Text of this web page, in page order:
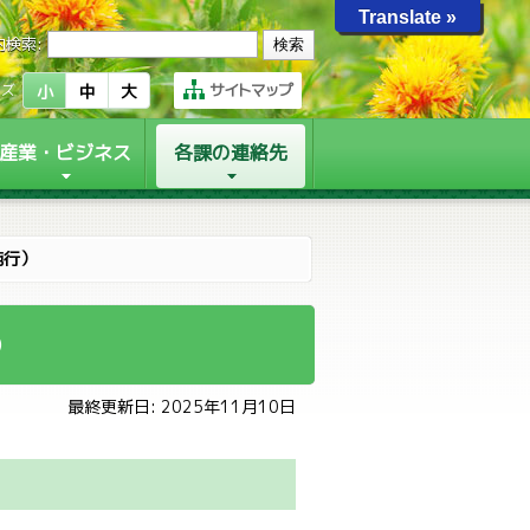
検索:
小 中 大 サイトマップ
業・ビジネス 各課の連絡先
）
最終更新日: 2025年11月10日
Translate »